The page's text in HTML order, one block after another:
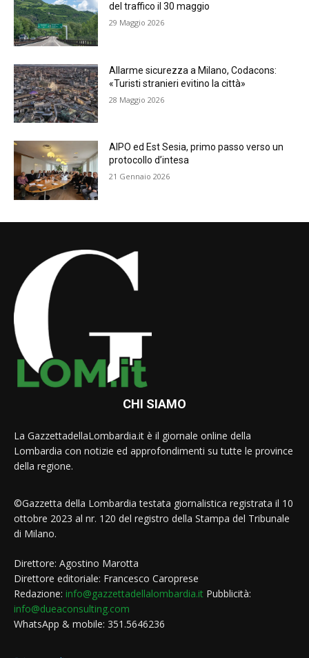
del traffico il 30 maggio
29 Maggio 2026
Allarme sicurezza a Milano, Codacons:
«Turisti stranieri evitino la città»
28 Maggio 2026
AIPO ed Est Sesia, primo passo verso un
protocollo d’intesa
21 Gennaio 2026
CHI SIAMO
La GazzettadellaLombardia.it è il giornale online della
Lombardia con notizie ed approfondimenti su tutte le province
della regione.
©Gazzetta della Lombardia testata giornalistica registrata il 10
ottobre 2023 al nr. 120 del registro della Stampa del Tribunale
di Milano.
Direttore: Agostino Marotta
Direttore editoriale: Francesco Caroprese
Redazione: info@gazzettadellalombardia.it Pubblicità:
info@dueaconsulting.com
WhatsApp & mobile: 351.5646236